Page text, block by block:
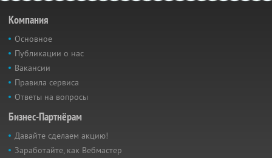
Компания
Основное
Публикации о нас
Вакансии
Правила сервиса
Ответы на вопросы
Бизнес-Партнёрам
Давайте сделаем акцию!
Заработайте, как Вебмастер